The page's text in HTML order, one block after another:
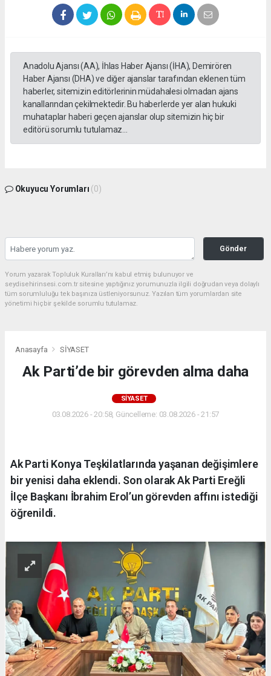
Anadolu Ajansı (AA), İhlas Haber Ajansı (İHA), Demirören
Haber Ajansı (DHA) ve diğer ajanslar tarafından eklenen tüm
haberler, sitemizin editörlerinin müdahalesi olmadan ajans
kanallarından çekilmektedir. Bu haberlerde yer alan hukuki
muhataplar haberi geçen ajanslar olup sitemizin hiç bir
editörü sorumlu tutulamaz...
Okuyucu Yorumları (0)
Gönder
Yorum yazarak Topluluk Kuralları’nı kabul etmiş bulunuyor ve
seydisehirinsesi.com.tr sitesine yaptığınız yorumunuzla ilgili doğrudan veya dolaylı
tüm sorumluluğu tek başınıza üstleniyorsunuz. Yazılan tüm yorumlardan site
yönetimi hiçbir şekilde sorumlu tutulamaz.
Anasayfa SİYASET
Ak Parti’de bir görevden alma daha
SİYASET
03.08.2026 - 20:58, Güncelleme: 03.08.2026 - 21:57
Ak Parti Konya Teşkilatlarında yaşanan değişimlere
bir yenisi daha eklendi. Son olarak Ak Parti Ereğli
İlçe Başkanı İbrahim Erol’un görevden affını istediği
öğrenildi.